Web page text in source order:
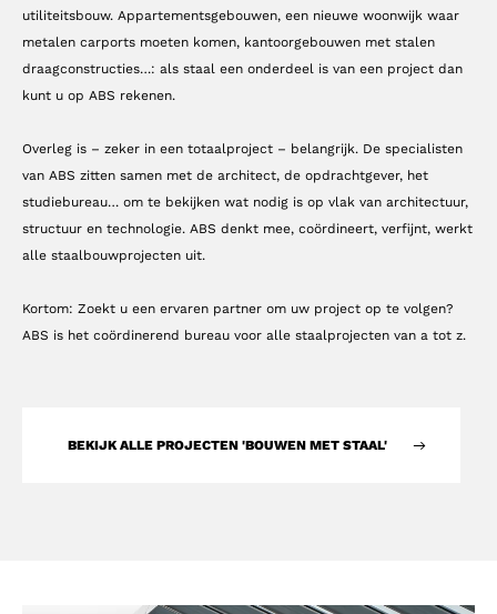
utiliteitsbouw. Appartementsgebouwen, een nieuwe woonwijk waar
metalen carports moeten komen, kantoorgebouwen met stalen
draagconstructies…: als staal een onderdeel is van een project dan
kunt u op ABS rekenen.
Overleg is – zeker in een totaalproject – belangrijk. De specialisten
van ABS zitten samen met de architect, de opdrachtgever, het
studiebureau… om te bekijken wat nodig is op vlak van architectuur,
structuur en technologie. ABS denkt mee, coördineert, verfijnt, werkt
alle staalbouwprojecten uit.
Kortom: Zoekt u een ervaren partner om uw project op te volgen?
ABS is het coördinerend bureau voor alle staalprojecten van a tot z.
BEKIJK ALLE PROJECTEN 'BOUWEN MET STAAL'